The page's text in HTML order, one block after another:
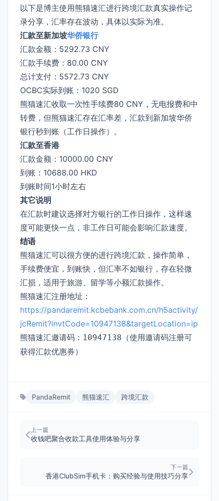
以下是博主使用熊猫速汇进行跨境汇款真实操作记
录分享，汇率存在波动，具体以实际为准。
汇款至新加坡华侨银行
汇款金额：5292.73 CNY
汇款手续费：80.00 CNY
总计支付：5572.73 CNY
OCBC实际到账：1020 SGD
熊猫速汇收取一次性手续费80 CNY，无电报费和中
转费，但熊猫速汇存在汇率差，汇款到新加坡华侨
银行秒到账（工作日操作）。
汇款至香港
汇款金额：10000.00 CNY
到账：10688.00 HKD
到账时间1小时左右
其它说明
在汇款时建议选择对方银行的工作日操作，这样速
度可能更快一点，非工作日可能会影响汇款速度。
结语
熊猫速汇可以很方便的进行跨境汇款，操作简单，
手续费便宜，到账快，但汇率不如银行，存在轻微
汇损，适用于旅游、留学等小额汇款操作。
熊猫速汇注册地址：
https://pandaremit.kcbebank.com.cn/h5activity/
jcRemit?invtCode=10947138&targetLocation=ip
熊猫速汇邀请码： 10947138 （使用邀请码注册可
获得汇款优惠券）
PandaRemit 熊猫速汇 跨境汇款
上一篇
收钱吧聚合收款工具使用体验与分享
下一篇
香港ClubSim手机卡：购买经验与使用技巧分享